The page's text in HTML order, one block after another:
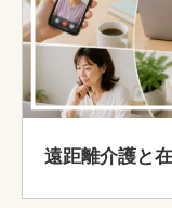
遠距離介護と